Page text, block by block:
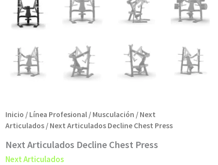
Inicio / Línea Profesional / Musculación / Next
Articulados / Next Articulados Decline Chest Press
Next Articulados Decline Chest Press
Next Articulados